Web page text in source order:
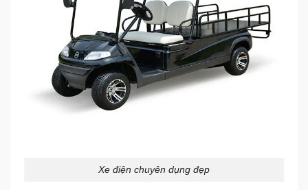
Xe điện chuyên dụng đẹp